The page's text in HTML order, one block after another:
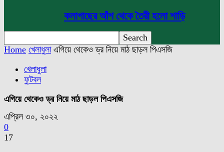
কলাগাছের আঁশ থেকে তৈরী হলো শাড়ি
Home খেলাধুলা এগিয়ে থেকেও ড্র নিয়ে মাঠ ছাড়ল পিএসজি
খেলাধুলা
ফুটবল
এগিয়ে থেকেও ড্র নিয়ে মাঠ ছাড়ল পিএসজি
এপ্রিল ৩০, ২০২২
0
17